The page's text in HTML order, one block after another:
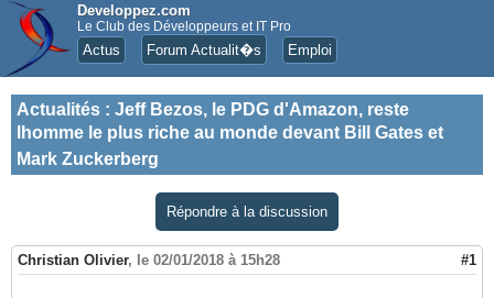
Developpez.com
Le Club des Développeurs et IT Pro
Actus Forum Actualit�s Emploi
Actualités : Jeff Bezos, le PDG d'Amazon, reste
lhomme le plus riche au monde devant Bill Gates et
Mark Zuckerberg
Répondre à la discussion
Christian Olivier, le 02/01/2018 à 15h28 #1